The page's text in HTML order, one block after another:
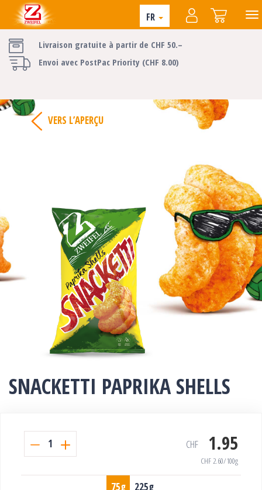
FR
Livraison gratuite à partir de CHF 50.–
Envoi avec PostPac Priority (CHF 8.00)
VERS L’APERÇU
SNACKETTI PAPRIKA SHELLS
1 CHF 1.95
CHF2.60/100g
75g 225g